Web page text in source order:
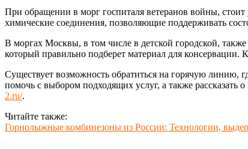
При обращении в морг госпиталя ветеранов войны,
химические соединения, позволяющие поддерживать
В моргах Москвы, в том числе в детской городской,
который правильно подберет материал для консервации.
Существует возможность обратиться на горячую линию,
помочь с выбором подходящих услуг, а также
2.ru/.
Читайте также:
Горнолыжные комбинезоны из России: Технологии,